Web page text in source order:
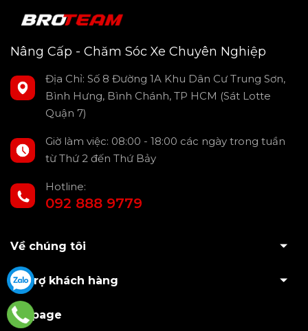
Nâng Cấp - Chăm Sóc Xe Chuyên Nghiệp
Địa Chỉ: Số 8 Đường 1A Khu Dân Cư Trung Sơn,
Bình Hưng, Bình Chánh, TP HCM (Sát Lotte
Quận 7)
Giờ làm việc: 08:00 - 18:00 các ngày trong tuần
từ Thứ 2 đến Thứ Bảy
Hotline:
092 888 9779
Về chúng tôi
Hỗ trợ khách hàng
Fanpage